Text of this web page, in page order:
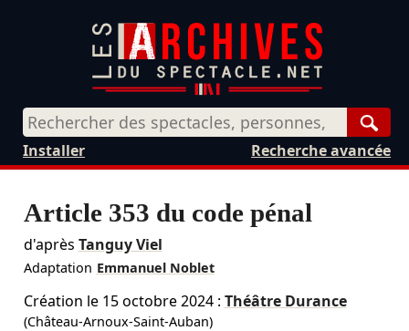
Recherche avancée
Installer
Article 353 du code pénal
d'après Tanguy Viel
Adaptation Emmanuel Noblet
Création le 15 octobre 2024: Théâtre Durance
(Château-Arnoux-Saint-Auban)